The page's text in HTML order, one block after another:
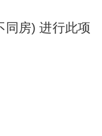
房) 进行此项